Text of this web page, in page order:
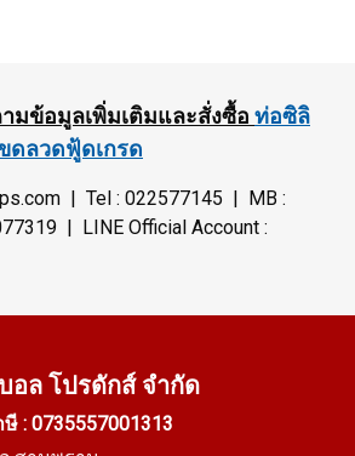
มข้อมูลเพิ่มเติมและสั่งซื้อ ท่อซิลิ
ดลวดฟู้ดเกรด
| Tel : 022577145 | MB :
| LINE Official Account :
อล โปรดักส์ จำกัด
: 0735557001313